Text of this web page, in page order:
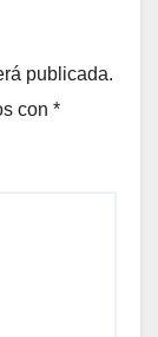
publicada.
con *